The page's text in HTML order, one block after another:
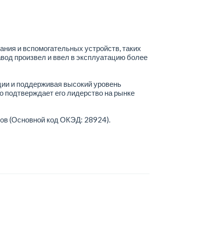
и вспомогательных устройств, таких
произвел и ввел в эксплуатацию более
и поддерживая высокий уровень
подтверждает его лидерство на рынке
(Основной код ОКЭД: 28924).